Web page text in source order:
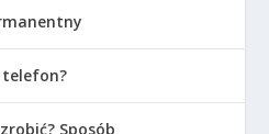
telefon?
Sposób